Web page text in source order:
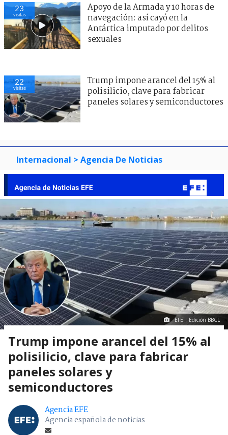
23
visitas
Apoyo de la Armada y 10 horas de
navegación: así cayó en la
Antártica imputado por delitos
sexuales
22
visitas
Trump impone arancel del 15% al
polisilicio, clave para fabricar
paneles solares y semiconductores
Internacional > Agencia De Noticias
EFE | Edición BBCL
Trump impone arancel del 15% al
polisilicio, clave para fabricar
paneles solares y
semiconductores
Agencia EFE
Agencia española de noticias